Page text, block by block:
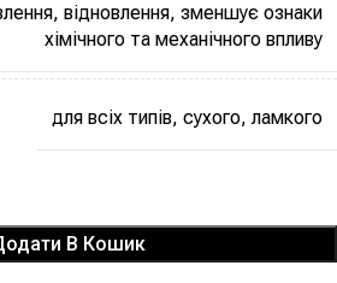
відновлення, зменшує ознаки
хімічного та механічного впливу
для всіх типів, сухого, ламкого
В Кошик